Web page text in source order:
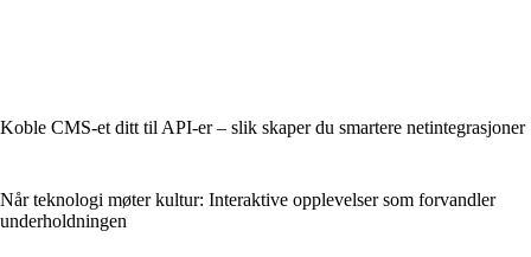
Koble CMS-et ditt til API-er – slik skaper du smartere netintegrasjoner
Når teknologi møter kultur: Interaktive opplevelser som forvandler
underholdningen